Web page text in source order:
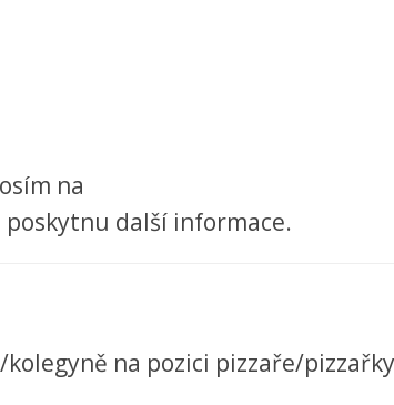
na
poskytnu další informace.
na pozici pizzaře/pizzařky